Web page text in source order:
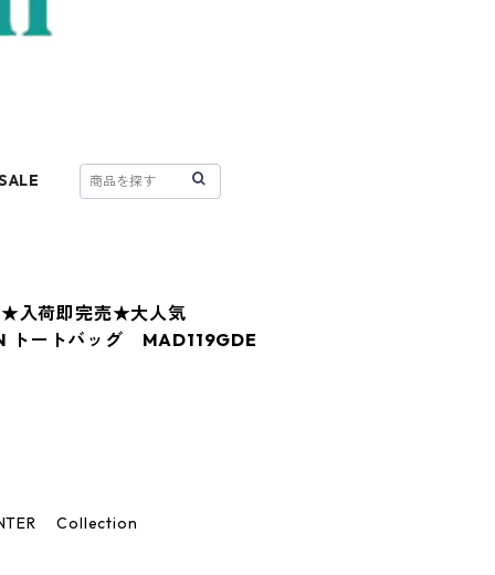
入荷即完売★大人気
ートバッグ MAD119GDE
Collection